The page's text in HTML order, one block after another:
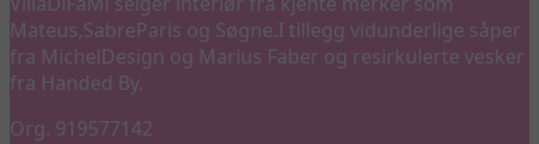
Mateus,SabreParis og Søgne.I tillegg vidunderlige såper
fra MichelDesign og Marius Faber og resirkulerte vesker
fra Handed By.
Org. 919577142